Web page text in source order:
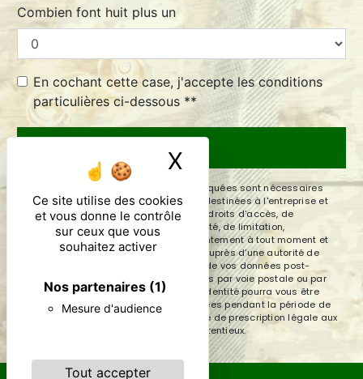
Ce site utilise des cookies
et vous donne le contrôle
sur ceux que vous
souhaitez activer
Nos partenaires (1)
Mesure d'audience
Tout accepter
X Masquer le
Combien font huit plus un
En cochant cette case, j'accepte les conditions
particulières ci-dessous **
** Les données personnelles communiquées sont nécessaires
aux fins de vous contacter. Elles sont destinées à l'entreprise et
ses sous-traitants. Vous disposez de droits d’accès, de
rectification, d’effacement, de portabilité, de limitation,
d’opposition, de retrait de votre consentement à tout moment et
du droit d’introduire une réclamation auprès d’une autorité de
contrôle, ainsi que d’organiser le sort de vos données post-
mortem. Vous pouvez exercer ces droits par voie postale ou par
courrier électronique. Un justificatif d'identité pourra vous être
demandé. Nous conservons vos données pendant la période de
prise de contact puis pendant la durée de prescription légale aux
fins probatoires et de gestion des contentieux.